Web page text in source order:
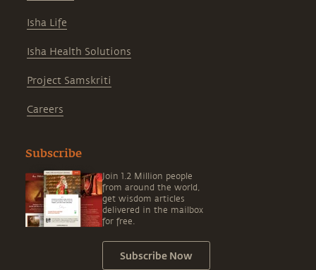
Isha Life
Isha Health Solutions
Project Samskriti
Careers
Subscribe
Join 1.2 Million people
from around the world,
get wisdom articles
delivered in the mailbox
for free.
Subscribe Now